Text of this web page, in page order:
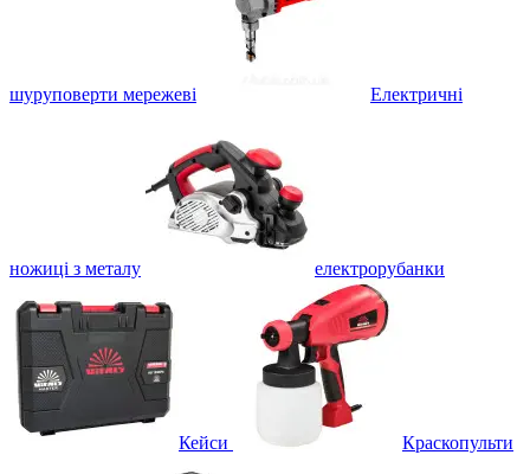
шуруповерти мережеві Електричні
ножиці з металу електрорубанки
Кейси Краскопульти